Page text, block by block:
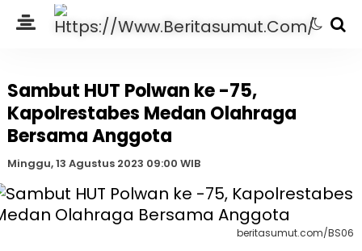
Sambut HUT Polwan ke -75,
Kapolrestabes Medan Olahraga
Bersama Anggota
Minggu, 13 Agustus 2023 09:00 WIB
beritasumut.com/BS06